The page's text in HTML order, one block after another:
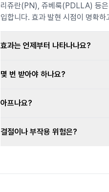
리쥬란(PN), 쥬베룩(PDLLA) 등은
입합니다. 효과 발현 시점이 명확
효과는 언제부터 나타나나요?
몇 번 받아야 하나요?
아프나요?
결절이나 부작용 위험은?